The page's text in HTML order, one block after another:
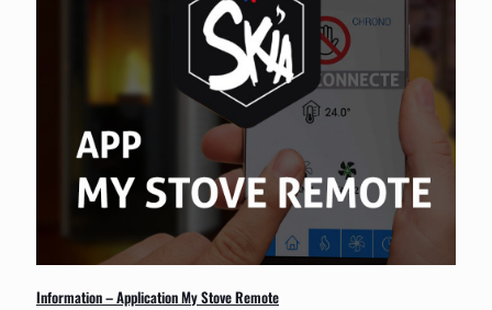
Information – Application My Stove Remote